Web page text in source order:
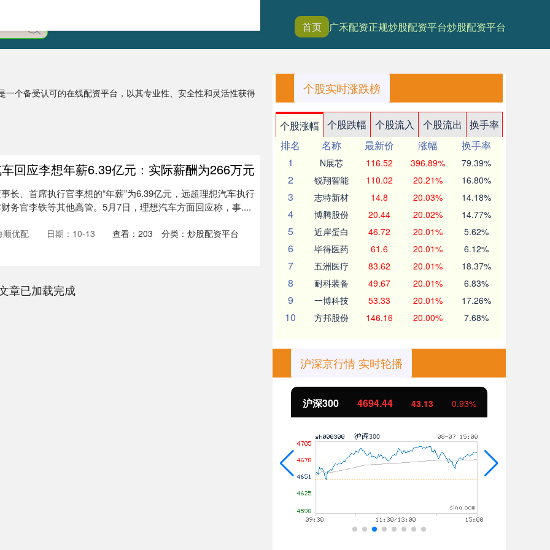
首页 广禾配资正规炒股配资平台炒股配资平台
个备受认可的在线配资平台，以其专业性、安全性和灵活性获得
回应李想年薪6.39亿元：实际薪酬为266万元
长、首席执行官李想的“年薪”为6.39亿元，远超理想汽车执行
务官李铁等其他高管。5月7日，理想汽车方面回应称，事....
顺优配 日期：10-13 查看： 203 分类： 炒股配资平台
章已加载完成
个股实时涨跌榜
个股涨幅 个股跌幅 个股流入 个股流出
换手率
排名
名称 最新价 涨幅
换手率
1
N展芯 116.52 396.89% 79.39%
2 锐翔智能 110.02 20.21% 16.80%
3 志特新材 14.8 20.03% 14.18%
4 博腾股份 20.44 20.02% 14.77%
5 近岸蛋白 46.72 20.01% 5.62%
6 毕得医药 61.6 20.01% 6.12%
7 五洲医疗 83.62 20.01% 18.37%
8 耐科装备 49.67 20.01% 6.83%
9 一博科技 53.33 20.01% 17.26%
10 方邦股份 146.16 20.00% 7.68%
沪深京行情 实时轮播
沪深300 4694.44 43.13 0.93%